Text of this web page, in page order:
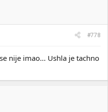
#778
nije imao... Ushla je tachno